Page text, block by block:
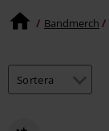
Bandmerch